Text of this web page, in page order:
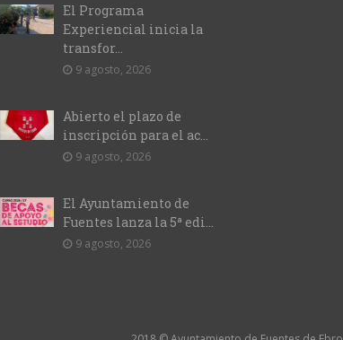
El Programa
Experiencial inicia la
transfor...
9 agosto, 2026
Abierto el plazo de
inscripción para el ac...
9 agosto, 2026
El Ayuntamiento de
Fuentes lanza la 5ª edi...
9 agosto, 2026